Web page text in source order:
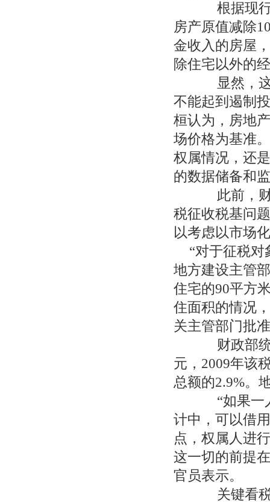
根据现行
房产原值减除
金收入的房屋
除住宅以外的
显然，这
不能起到遏制
桓认为，房地
场价格为基准
权属情况，还
的数据储备和
此前，财
税征收税基问
以考虑以市场
“对于征税
地方建设主管
住宅的90平方
住面积的情况
关主管部门批
财政部统
元，2009年该
总额的2.9%。
“如果一人
计中，可以借
点，权属人进
这一切的前提
官员表示。
关键看